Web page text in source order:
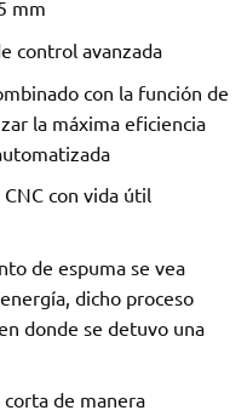
mm
control avanzada
con la función de
la máxima eficiencia
con vida útil
de espuma se vea
dicho proceso
donde se detuvo una
corta de manera